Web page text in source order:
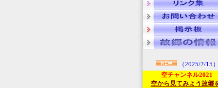
（2025/2/15）
空チャンネル2021
空から見てみよう故郷